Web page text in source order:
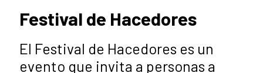
Festival de Hacedores
El Festival de Hacedores es un
evento que invita a personas a